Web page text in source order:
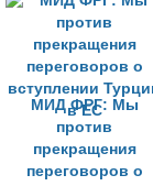
МИД ФРГ: Мы
против
прекращения
переговоров о